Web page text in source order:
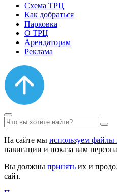
Схема ТРЦ
Как добраться
Парковка
О ТРЦ
Арендаторам
Реклама
На сайте мы используем файлы
навигации и показа вам
Вы должны принять их и
сайт.